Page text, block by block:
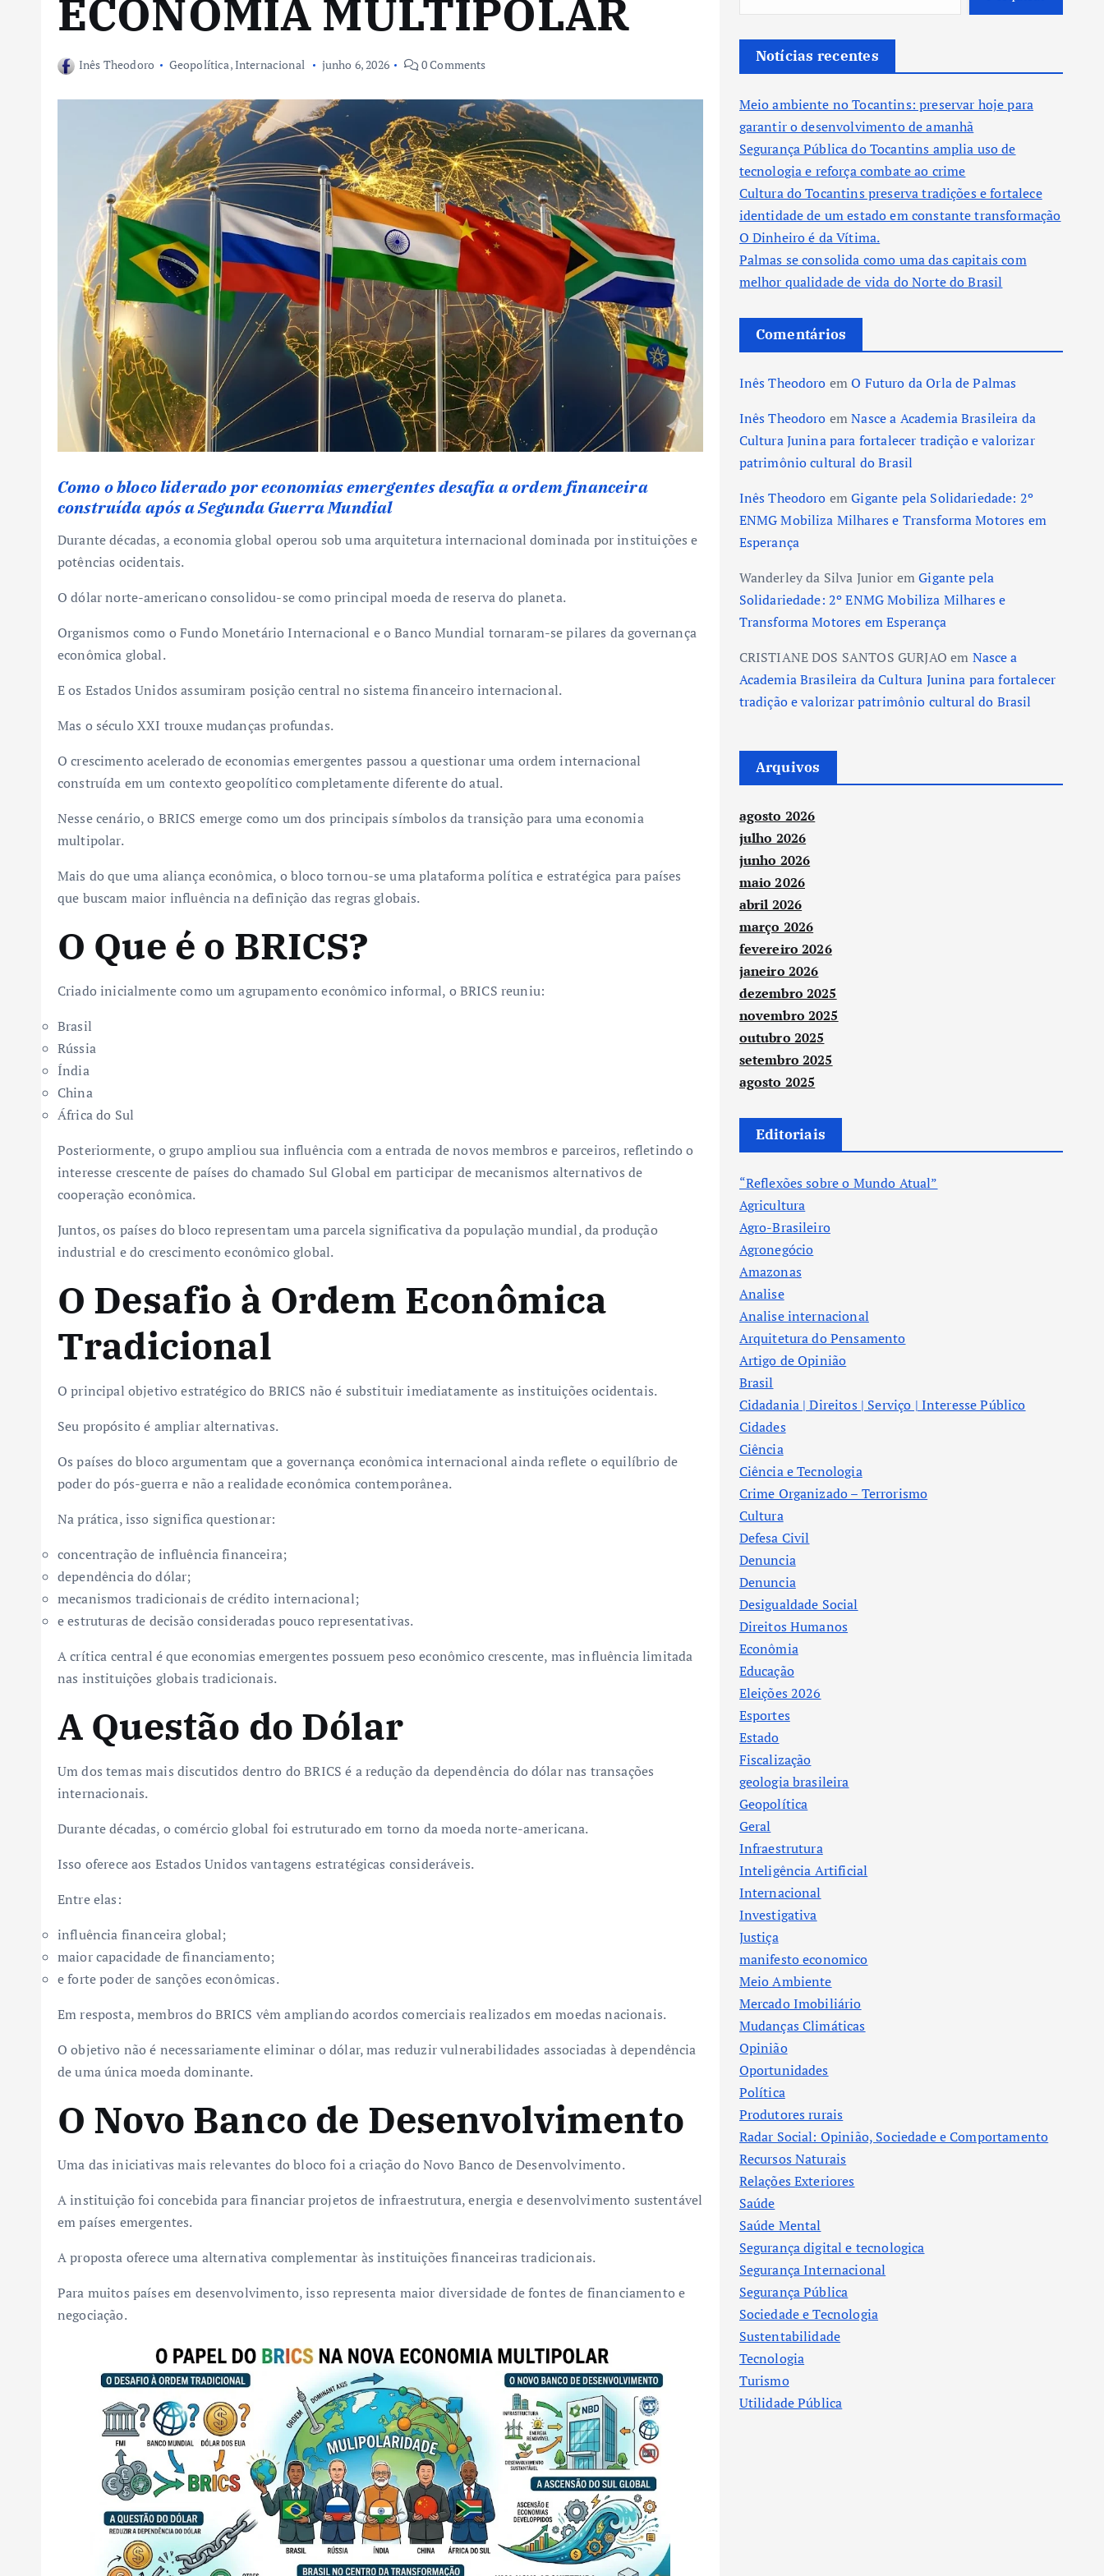
ECONOMIA MULTIPOLAR
Inês Theodoro Geopolítica,Internacional junho 6, 2026 0 Comments
Como o bloco liderado por economias emergentes desafia a ordem financeira
construída após a Segunda Guerra Mundial
Durante décadas, a economia global operou sob uma arquitetura internacional dominada por instituições e
potências ocidentais.
O dólar norte-americano consolidou-se como principal moeda de reserva do planeta.
Organismos como o Fundo Monetário Internacional e o Banco Mundial tornaram-se pilares da governança
econômica global.
E os Estados Unidos assumiram posição central no sistema financeiro internacional.
Mas o século XXI trouxe mudanças profundas.
O crescimento acelerado de economias emergentes passou a questionar uma ordem internacional
construída em um contexto geopolítico completamente diferente do atual.
Nesse cenário, o BRICS emerge como um dos principais símbolos da transição para uma economia
multipolar.
Mais do que uma aliança econômica, o bloco tornou-se uma plataforma política e estratégica para países
que buscam maior influência na definição das regras globais.
O Que é o BRICS?
Criado inicialmente como um agrupamento econômico informal, o BRICS reuniu:
Brasil
Rússia
Índia
China
África do Sul
Posteriormente, o grupo ampliou sua influência com a entrada de novos membros e parceiros, refletindo o
interesse crescente de países do chamado Sul Global em participar de mecanismos alternativos de
cooperação econômica.
Juntos, os países do bloco representam uma parcela significativa da população mundial, da produção
industrial e do crescimento econômico global.
O Desafio à Ordem Econômica
Tradicional
O principal objetivo estratégico do BRICS não é substituir imediatamente as instituições ocidentais.
Seu propósito é ampliar alternativas.
Os países do bloco argumentam que a governança econômica internacional ainda reflete o equilíbrio de
poder do pós-guerra e não a realidade econômica contemporânea.
Na prática, isso significa questionar:
concentração de influência financeira;
dependência do dólar;
mecanismos tradicionais de crédito internacional;
e estruturas de decisão consideradas pouco representativas.
A crítica central é que economias emergentes possuem peso econômico crescente, mas influência limitada
nas instituições globais tradicionais.
A Questão do Dólar
Um dos temas mais discutidos dentro do BRICS é a redução da dependência do dólar nas transações
internacionais.
Durante décadas, o comércio global foi estruturado em torno da moeda norte-americana.
Isso oferece aos Estados Unidos vantagens estratégicas consideráveis.
Entre elas:
influência financeira global;
maior capacidade de financiamento;
e forte poder de sanções econômicas.
Em resposta, membros do BRICS vêm ampliando acordos comerciais realizados em moedas nacionais.
O objetivo não é necessariamente eliminar o dólar, mas reduzir vulnerabilidades associadas à dependência
de uma única moeda dominante.
O Novo Banco de Desenvolvimento
Uma das iniciativas mais relevantes do bloco foi a criação do Novo Banco de Desenvolvimento.
A instituição foi concebida para financiar projetos de infraestrutura, energia e desenvolvimento sustentável
em países emergentes.
A proposta oferece uma alternativa complementar às instituições financeiras tradicionais.
Para muitos países em desenvolvimento, isso representa maior diversidade de fontes de financiamento e
negociação.
Notícias recentes
Meio ambiente no Tocantins: preservar hoje para
garantir o desenvolvimento de amanhã
Segurança Pública do Tocantins amplia uso de
tecnologia e reforça combate ao crime
Cultura do Tocantins preserva tradições e fortalece
identidade de um estado em constante transformação
O Dinheiro é da Vítima.
Palmas se consolida como uma das capitais com
melhor qualidade de vida do Norte do Brasil
Comentários
Inês Theodoro emO Futuro da Orla de Palmas
Inês Theodoro emNasce a Academia Brasileira da
Cultura Junina para fortalecer tradição e valorizar
patrimônio cultural do Brasil
Inês Theodoro emGigante pela Solidariedade: 2º
ENMG Mobiliza Milhares e Transforma Motores em
Esperança
Wanderley da Silva Junior emGigante pela
Solidariedade: 2º ENMG Mobiliza Milhares e
Transforma Motores em Esperança
CRISTIANE DOS SANTOS GURJAO em Nasce a
Academia Brasileira da Cultura Junina para fortalecer
tradição e valorizar patrimônio cultural do Brasil
Arquivos
agosto 2026
julho 2026
junho 2026
maio 2026
abril 2026
março 2026
fevereiro 2026
janeiro 2026
dezembro 2025
novembro 2025
outubro 2025
setembro 2025
agosto 2025
Editoriais
“Reflexões sobre o Mundo Atual”
Agricultura
Agro-Brasileiro
Agronegócio
Amazonas
Analise
Analise internacional
Arquitetura do Pensamento
Artigo de Opinião
Brasil
Cidadania | Direitos | Serviço | Interesse Público
Cidades
Ciência
Ciência e Tecnologia
Crime Organizado – Terrorismo
Cultura
Defesa Civil
Denuncia
Denuncia
Desigualdade Social
Direitos Humanos
Econômia
Educação
Eleições 2026
Esportes
Estado
Fiscalização
geologia brasileira
Geopolítica
Geral
Infraestrutura
Inteligência Artificial
Internacional
Investigativa
Justiça
manifesto economico
Meio Ambiente
Mercado Imobiliário
Mudanças Climáticas
Opinião
Oportunidades
Política
Produtores rurais
Radar Social: Opinião, Sociedade e Comportamento
Recursos Naturais
Relações Exteriores
Saúde
Saúde Mental
Segurança digital e tecnologica
Segurança Internacional
Segurança Pública
Sociedade e Tecnologia
Sustentabilidade
Tecnologia
Turismo
Utilidade Pública